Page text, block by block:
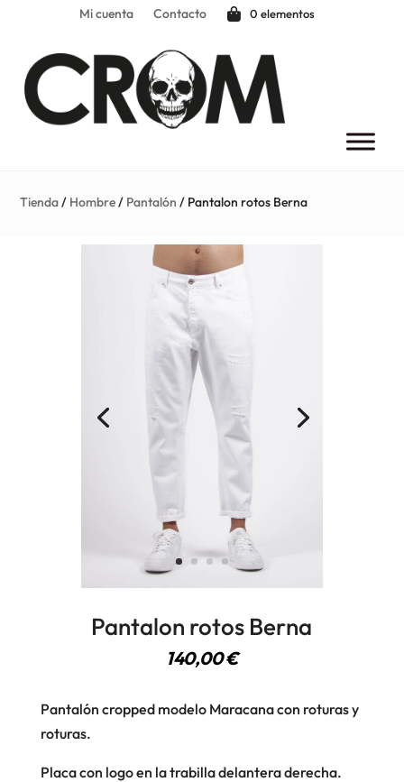
Mi cuenta Contacto 0 elementos
Tienda/ Hombre/ Pantalón / Pantalon rotos Berna
Pantalon rotos Berna
140,00€
Pantalón cropped modelo Maracana con roturas y
roturas.
Placa con logo en la trabilla delantera derecha.